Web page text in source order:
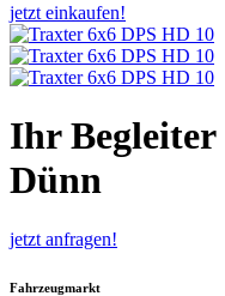
jetzt einkaufen!
Ihr
Dünn
jetzt anfragen!
Fahrzeugmarkt